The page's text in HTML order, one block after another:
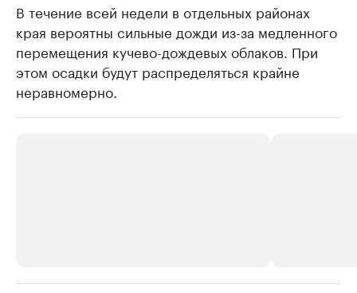
В течение всей недели в отдельных районах
края вероятны сильные дожди из-за медленного
перемещения кучево-дождевых облаков. При
этом осадки будут распределяться крайне
неравномерно.